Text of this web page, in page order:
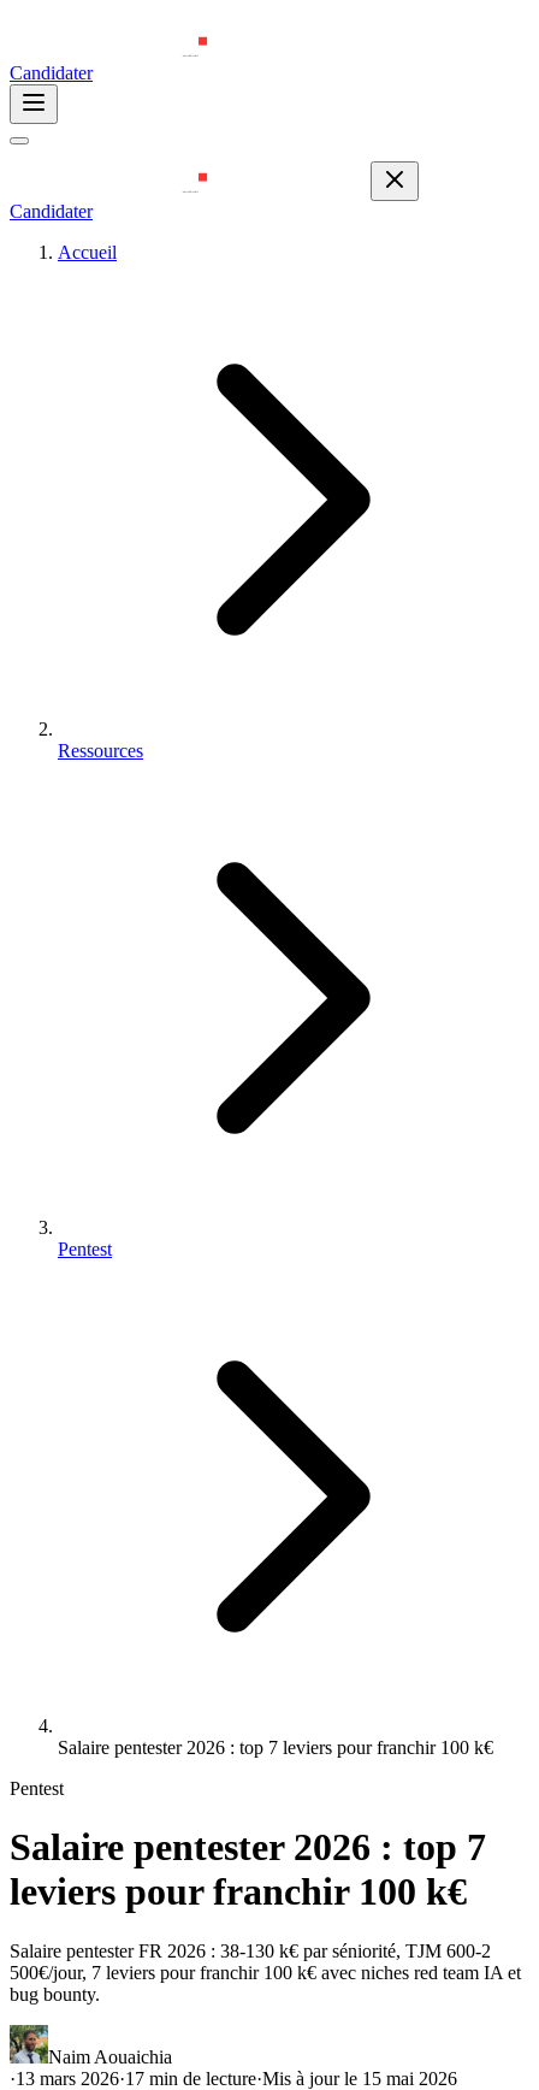
Candidater
Candidater
Accueil
Ressources
Pentest
Salaire pentester 2026 : top 7 leviers pour franchir 100 k€
Pentest
Salaire pentester 2026 : top 7
leviers pour franchir 100 k€
Salaire pentester FR 2026 : 38-130 k€ par séniorité, TJM 600-2
500€/jour, 7 leviers pour franchir 100 k€ avec niches red team IA et
bug bounty.
Naim Aouaichia
·13 mars 2026·17 min de lecture·Mis à jour le 15 mai 2026